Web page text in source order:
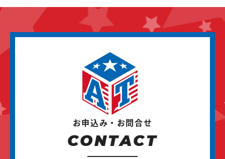
お申込み・お問合せ
CONTACT